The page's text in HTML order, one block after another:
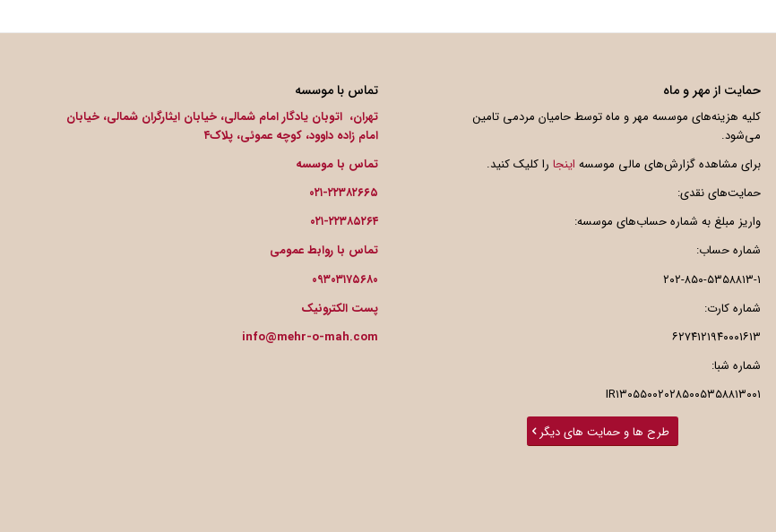
حمایت از مهر و ماه
کلیه هزینه‌های موسسه مهر و ماه توسط حامیان مردمی تامین
می‌شود.
برای مشاهده گزارش‌های مالی موسسه اینجارا کلیک کنید.
حمایت‌های نقدی:
واریز مبلغ به شماره حساب‌های موسسه:
شماره حساب:
۲۰۲-۸۵۰-۵۳۵۸۸۱۳-۱
شماره کارت:
۶۲۷۴۱۲۱۹۴۰۰۰۱۶۱۳
شماره شبا:
IR۱۳۰۵۵۰۰۲۰۲۸۵۰۰۵۳۵۸۸۱۳۰۰۱
طرح ها و حمایت های دیگر
تماس با موسسه
تهران، اتوبان یادگار امام شمالی، خیابان ایثارگران شمالی، خیابان
امام زاده داوود، کوچه عموئی، پلاک۴
تماس با موسسه
۰۲۱-۲۲۳۸۲۶۶۵
۰۲۱-۲۲۳۸۵۲۶۴
تماس با روابط عمومی
۰۹۳۰۳۱۷۵۶۸۰
پست الکترونیک
info@mehr-o-mah.com